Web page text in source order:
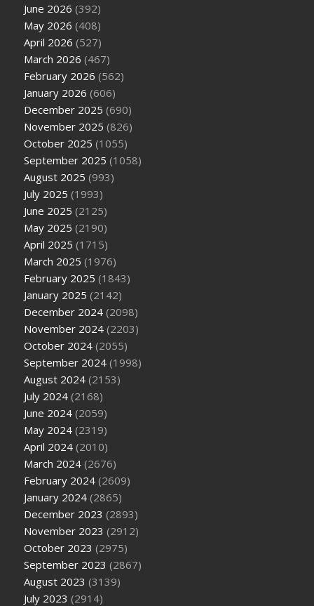
June 2026 (392)
May 2026 (408)
April 2026 (527)
March 2026 (467)
February 2026 (562)
January 2026 (606)
December 2025 (690)
November 2025 (826)
October 2025 (1055)
September 2025 (1058)
August 2025 (993)
July 2025 (1993)
June 2025 (2125)
May 2025 (2190)
April 2025 (1715)
March 2025 (1976)
February 2025 (1843)
January 2025 (2142)
December 2024 (2098)
November 2024 (2203)
October 2024 (2055)
September 2024 (1998)
August 2024 (2153)
July 2024 (2168)
June 2024 (2059)
May 2024 (2319)
April 2024 (2010)
March 2024 (2676)
February 2024 (2609)
January 2024 (2865)
December 2023 (2893)
November 2023 (2912)
October 2023 (2975)
September 2023 (2867)
August 2023 (3139)
July 2023 (2914)